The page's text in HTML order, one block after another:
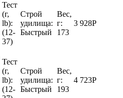
Тест
(г,
lb):
(12-
37)
Строй
удилища:
Быстрый
Вес,
г:
173
3 928Р
Тест
(г,
lb):
(12-
Строй
удилища:
Быстрый
Вес,
г:
193
4 723Р